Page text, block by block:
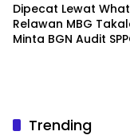
Dipecat Lewat
Relawan MBG
Minta BGN Audit
Trending